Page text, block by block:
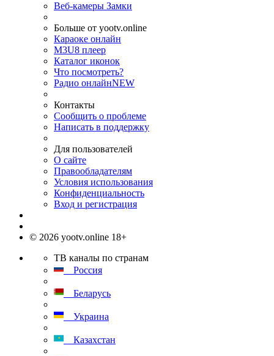
Веб-камеры Замки
Больше от yootv.online
Караоке онлайн
M3U8 плеер
Каталог иконок
Что посмотреть?
Радио онлайнNEW
Контакты
Сообщить о проблеме
Написать в поддержку
Для пользователей
О сайте
Правообладателям
Условия использования
Конфиденциальность
Вход и регистрация
© 2026 yootv.online 18+
ТВ каналы по странам
Россия
Беларусь
Украина
Казахстан